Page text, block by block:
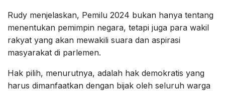
Rudy menjelaskan, Pemilu 2024 bukan hanya tentang
menentukan pemimpin negara, tetapi juga para wakil
rakyat yang akan mewakili suara dan aspirasi
masyarakat di parlemen.
Hak pilih, menurutnya, adalah hak demokratis yang
harus dimanfaatkan dengan bijak oleh seluruh warga